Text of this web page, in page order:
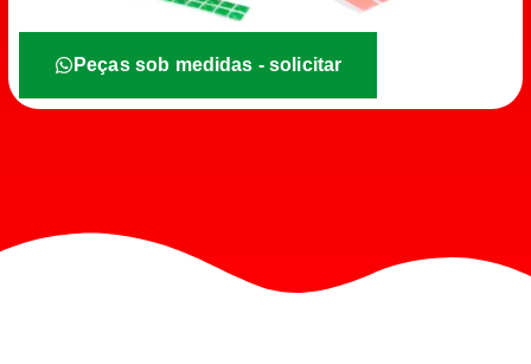
Peças sob medidas - solicitar